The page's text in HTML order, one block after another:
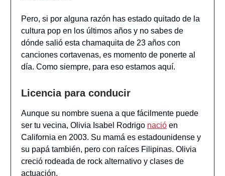
Pero, si por alguna razón has estado quitado de la
cultura pop en los últimos años y no sabes de
dónde salió esta chamaquita de 23 años con
canciones cortavenas, es momento de ponerte al
día. Como siempre, para eso estamos aquí.
Licencia para conducir
Aunque su nombre suena a que fácilmente puede
ser tu vecina, Olivia Isabel Rodrigo nació en
California en 2003. Su mamá es estadounidense y
su papá también, pero con raíces Filipinas. Olivia
creció rodeada de rock alternativo y clases de
actuación.